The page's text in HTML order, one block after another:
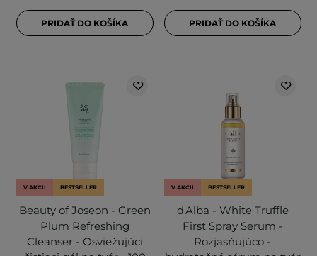
PRIDAŤ DO KOŠÍKA PRIDAŤ DO KOŠÍKA
V AKCII BESTSELLER
Beauty of Joseon - Green
Plum Refreshing
Cleanser - Osviežujúci
V AKCII BESTSELLER
d'Alba - White Truffle
First Spray Serum -
Rozjasňujúco -